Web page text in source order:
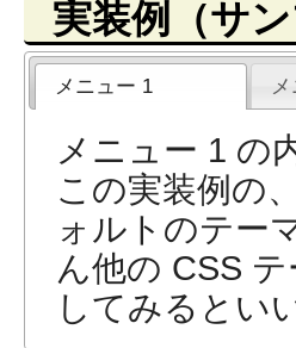
実装例（サン
メニュー 1
メニュー 1 の
この実装例の
ォルトのテー
ん他の CSS
してみるとい